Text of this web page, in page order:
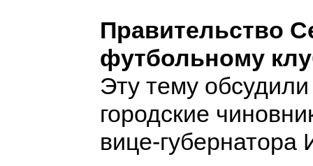
Правительство
футбольному
Эту тему
городские
вице-